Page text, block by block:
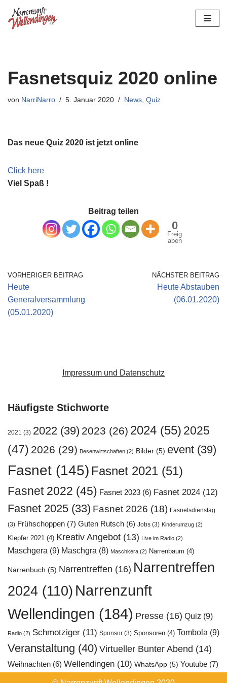
Zum
Fasnetsquiz 2020 online
von NarriNarro 5. Januar 2020 News Quiz
Das neue Quiz 2020 ist jetzt online
Click here
Viel Spaß !
Beitrag teilen
0
Freig
aben
VORHERIGER BEITRAG
Heute
Generalversammlung
(05.01.2020)
NÄCHSTER BEITRAG
Heute Abstauben
(06.01.2020)
Impressum und Datenschutz
Häufigste Stichworte
2021 (3) 2022 (39) 2023 (26) 2024 (55) 2025
(47) 2026 (29) Besenwirtschaften (2) Bilder (5) event (39)
Fasnet (145) Fasnet 2021 (51)
Fasnet 2022 (45) Fasnet 2023 (6) Fasnet 2024 (12)
Fasnet 2025 (33) Fasnet 2026 (18) Fasnetsdienstag
(3) Frühschoppen (7) Guten Rutsch (6) Jobs (3) Kinderumzug (2)
Klepfer 2021 (4) Kreativ Angebot (13) Live im Radio (2)
Maschgera (9) Maschgra (8) Maschkera (2) Narrenbaum (4)
Narrenbuch (5) Narrentreffen (16) Narrentreffen
2024 (110) Narrenzunft
Wellendingen (184) Presse (16) Quiz (9)
Radio (2) Schmotziger (11) Sponsor (3) Sponsoren (4) Tombola (9)
Veranstaltung (40) Virtueller Bunter Abend (14)
Weihnachten (6) Wellendingen (10) WhatsApp (5) Youtube (7)